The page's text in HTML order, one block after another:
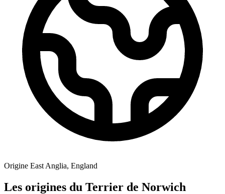
Origine East Anglia, England
Les origines du Terrier de Norwich